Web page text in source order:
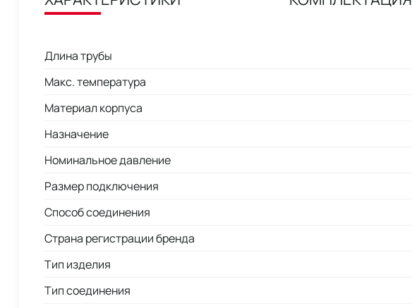
Длина трубы
Макс. температура
Материал корпуса
Назначение
Номинальное давление
Размер подключения
Способ соединения
Страна регистрации бренда
Тип изделия
Тип соединения